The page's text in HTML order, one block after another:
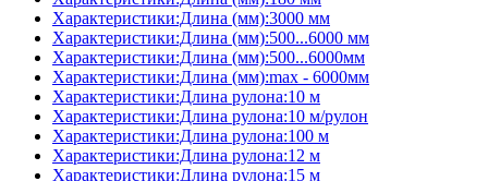
Характеристики:Длина (мм):3000 мм
Характеристики:Длина (мм):500...6000 мм
Характеристики:Длина (мм):500...6000мм
Характеристики:Длина (мм):max - 6000мм
Характеристики:Длина рулона:10 м
Характеристики:Длина рулона:10 м/рулон
Характеристики:Длина рулона:100 м
Характеристики:Длина рулона:12 м
Характеристики:Длина рулона:15 м